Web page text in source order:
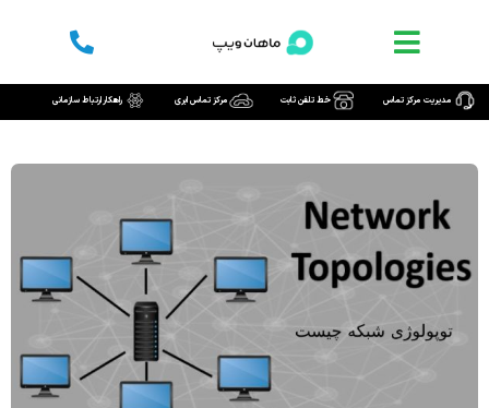
محتوامدیریت مرکز تماس خط تلفن ثابت مرکز تماس ابری راهکار ارتباط سازمانی